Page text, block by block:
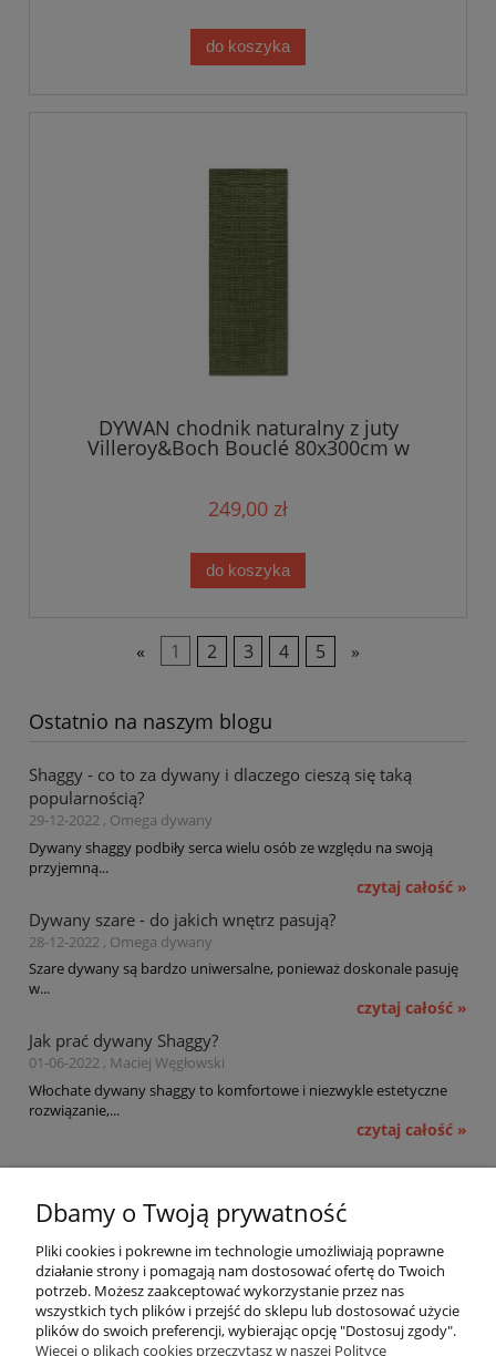
do koszyka
DYWAN chodnik naturalny z juty
Villeroy&Boch Bouclé 80x300cm w
249,00 zł
do koszyka
« 1 2 3 4 5 »
Ostatnio na naszym blogu
Shaggy - co to za dywany i dlaczego cieszą się taką
popularnością?
29-12-2022 , Omega dywany
Dywany shaggy podbiły serca wielu osób ze względu na swoją
przyjemną...
czytaj całość »
Dywany szare - do jakich wnętrz pasują?
28-12-2022 , Omega dywany
Szare dywany są bardzo uniwersalne, ponieważ doskonale pasuję
w...
czytaj całość »
Jak prać dywany Shaggy?
01-06-2022 , Maciej Węgłowski
Włochate dywany shaggy to komfortowe i niezwykle estetyczne
rozwiązanie,...
czytaj całość »
Płatności i dostawa
Informacje
Dbamy o Twoją prywatność
Pliki cookies i pokrewne im technologie umożliwiają poprawne
działanie strony i pomagają nam dostosować ofertę do Twoich
potrzeb. Możesz zaakceptować wykorzystanie przez nas
wszystkich tych plików i przejść do sklepu lub dostosować użycie
plików do swoich preferencji, wybierając opcję "Dostosuj zgody".
Więcej o plikach cookies przeczytasz w naszej Polityce